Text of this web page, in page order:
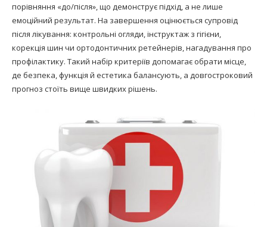
порівняння «до/після», що демонструє підхід, а не лише
емоційний результат. На завершення оцінюється супровід
після лікування: контрольні огляди, інструктаж з гігієни,
корекція шин чи ортодонтичних ретейнерів, нагадування про
профілактику. Такий набір критеріїв допомагає обрати місце,
де безпека, функція й естетика балансують, а довгостроковий
прогноз стоїть вище швидких рішень.